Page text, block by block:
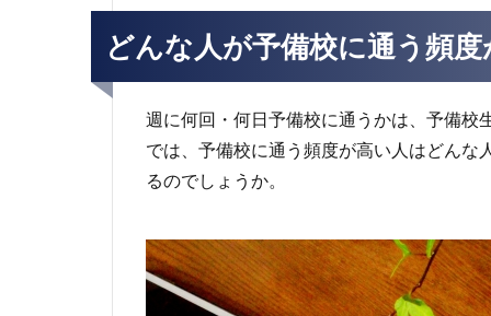
どんな人が予備校に通う頻
週に何回・何日予備校に通うかは、予備校
では、予備校に通う頻度が高い人はどんな
るのでしょうか。